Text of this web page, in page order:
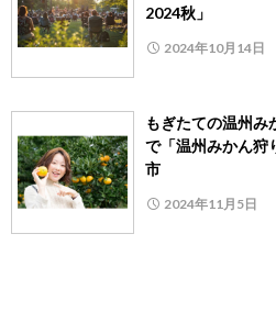
2024秋」
2024年10月14日
もぎたての温州み
で「温州みかん狩
市
2024年11月5日